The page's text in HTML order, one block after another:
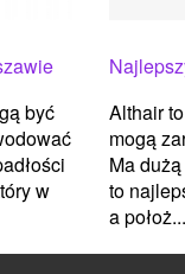
być
w
Althair
mogą
Ma
to
a położ...